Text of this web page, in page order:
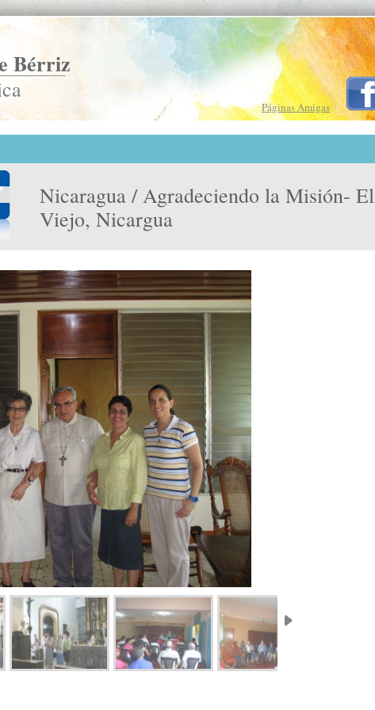
Bérriz
Páginas Amigas
Nicaragua / Agradeciendo la Misión- El
Viejo, Nicargua